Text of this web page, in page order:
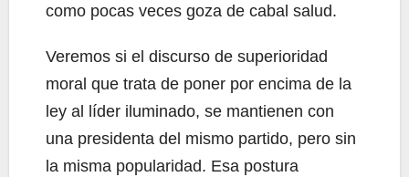
como pocas veces goza de cabal salud.
Veremos si el discurso de superioridad
moral que trata de poner por encima de la
ley al líder iluminado, se mantienen con
una presidenta del mismo partido, pero sin
la misma popularidad. Esa postura